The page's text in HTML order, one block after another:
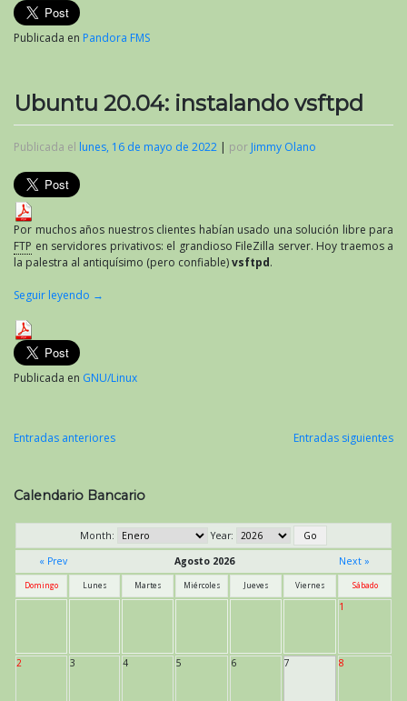
Publicada en Pandora FMS
Ubuntu 20.04: instalando vsftpd
Publicada el lunes, 16 de mayo de 2022 | por Jimmy Olano
Por muchos años nuestros clientes habían usado una solución libre para
FTP en servidores privativos: el grandioso FileZilla server. Hoy traemos a
la palestra al antiquísimo (pero confiable)vsftpd.
Seguir leyendo →
Publicada en GNU/Linux
de
entradas
Entradas anteriores Entradas siguientes
Calendario Bancario
Month:
Year:
« Prev
Agosto 2026 Next »
Domingo Lunes Martes Miércoles Jueves Viernes Sábado
1
2 3 4 5 6 7 8